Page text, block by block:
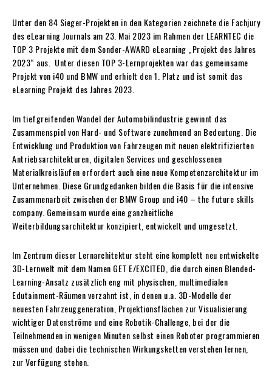
Unter den 84 Sieger-Projekten in den Kategorien zeichnete die Fachjury
des eLearning Journals am 23. Mai 2023 im Rahmen der LEARNTEC die
TOP 3 Projekte mit dem Sonder-AWARD eLearning „Projekt des Jahres
2023“ aus. Unter diesen TOP 3-Lernprojekten war das gemeinsame
Projekt von i40 und BMW und erhielt den 1. Platz und ist somit das
eLearning Projekt des Jahres 2023.
Im tiefgreifenden Wandel der Automobilindustrie gewinnt das
Zusammenspiel von Hard- und Software zunehmend an Bedeutung. Die
Entwicklung und Produktion von Fahrzeugen mit neuen elektrifizierten
Antriebsarchitekturen, digitalen Services und geschlossenen
Materialkreisläufen erfordert auch eine neue Kompetenzarchitektur im
Unternehmen. Diese Grundgedanken bilden die Basis für die intensive
Zusammenarbeit zwischen der BMW Group und i40 – the future skills
company. Gemeinsam wurde eine ganzheitliche
Weiterbildungsarchitektur konzipiert, entwickelt und umgesetzt.
Im Zentrum dieser Lernarchitektur steht eine komplett neu entwickelte
3D-Lernwelt mit dem Namen GET E/EXCITED, die durch einen Blended-
Learning-Ansatz zusätzlich eng mit physischen, multimedialen
Edutainment-Räumen verzahnt ist, in denen u.a. 3D-Modelle der
neuesten Fahrzeuggeneration, Projektionsflächen zur Visualisierung
wichtiger Datenströme und eine Robotik-Challenge, bei der die
Teilnehmenden in wenigen Minuten selbst einen Roboter programmieren
müssen und dabei die technischen Wirkungsketten verstehen lernen,
zur Verfügung stehen.